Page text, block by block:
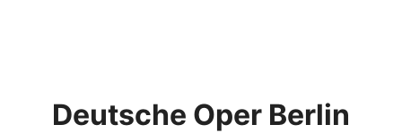
Deutsche Oper Berlin